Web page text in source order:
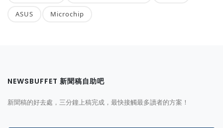
ASUS Microchip
NEWSBUFFET 新聞稿自助吧
新聞稿的好去處，三分鐘上稿完成，最快接觸最多讀者的方案！